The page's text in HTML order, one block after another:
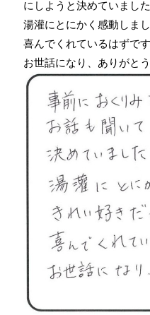
にしようと決めていました
湯灌にとにかく感動しま
喜んでくれているはずです
お世話になり、ありがと